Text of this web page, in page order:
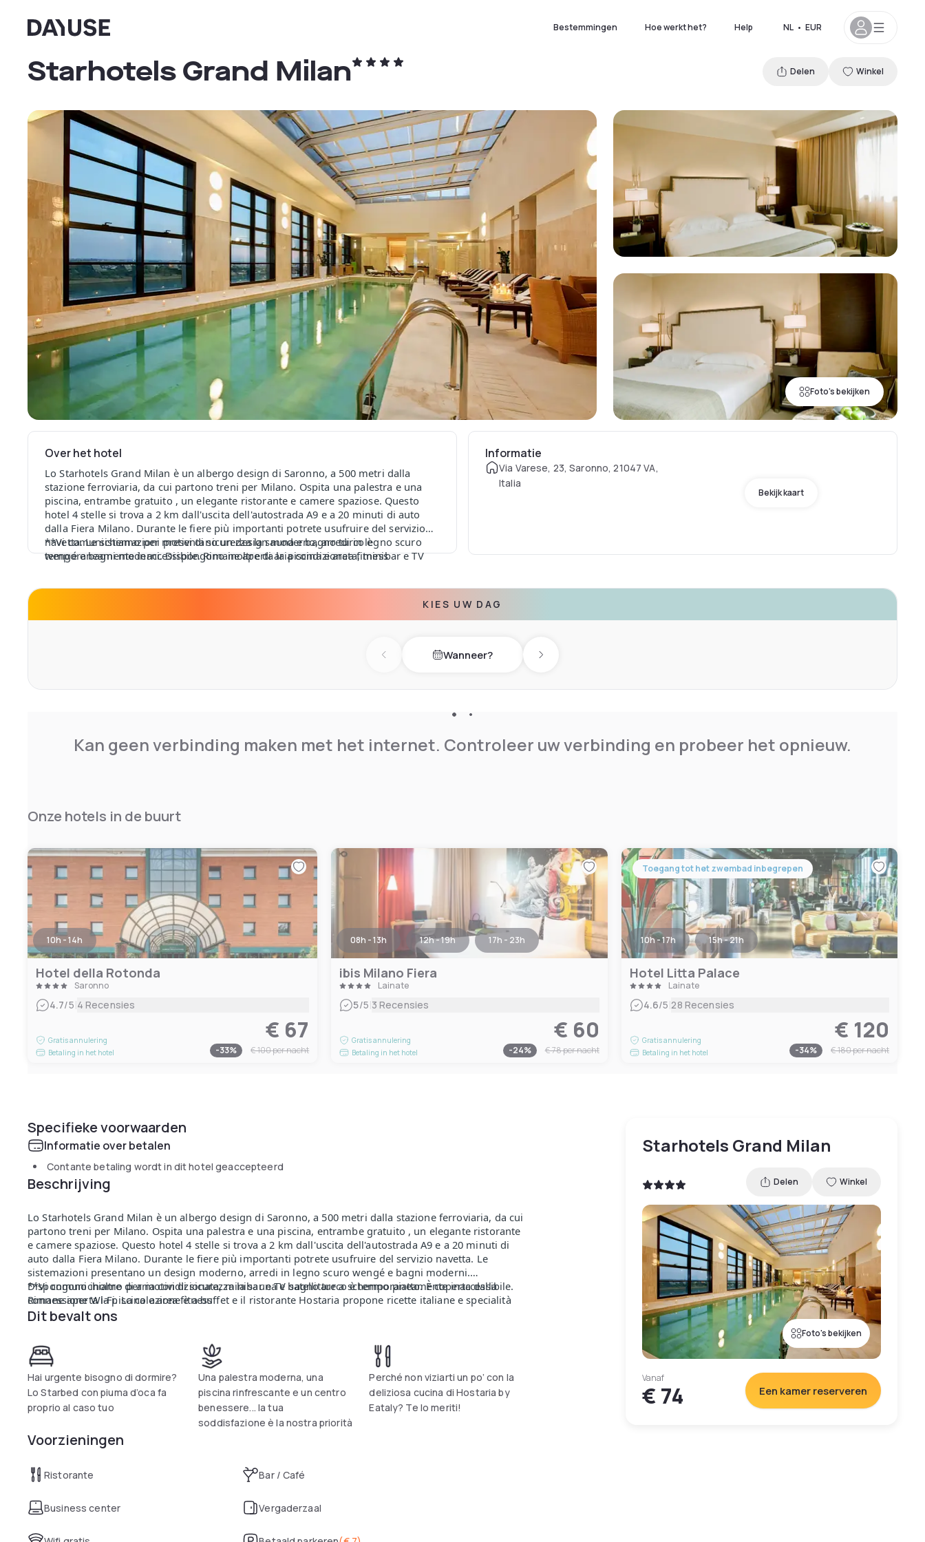
Dayuse Bestemmingen Hoe werkt het? Help NL • EUR
Foto's bekijken
Starhotels Grand Milan Delen Winkel
Over het hotel
Lo Starhotels Grand Milan è un albergo design di Saronno, a 500 metri dalla
stazione ferroviaria, da cui partono treni per Milano. Ospita una palestra e una
piscina, entrambe gratuito , un elegante ristorante e camere spaziose. Questo
hotel 4 stelle si trova a 2 km dall'uscita dell'autostrada A9 e a 20 minuti di auto
dalla Fiera Milano. Durante le fiere più importanti potrete usufruire del servizio
navetta. Le sistemazioni presentano un design moderno, arredi in legno scuro
wengé e bagni moderni. Dispongono inoltre di aria condizionata, minibar e TV
11 a luce naturale. 20 minuti di auto dalla Fiera Milano. = 10 minuti – km 12 a 500
metri dalla stazione ferroviaria = 200 mt Parcheggio esterno Garage privato (200
**Vi comunichiamo per motivi di sicurezza la sauna e bagno turco è
temporaneamente inaccessibile. Rimane aperta la piscina e area fitness
Informatie
Via Varese, 23, Saronno, 21047 VA,
Italia
Bekijk kaart
KIES UW DAG
Previous dayWanneer? Next day
Kan geen verbinding maken met het internet. Controleer uw verbinding en probeer het opnieuw.
Onze hotels in de buurt
10h - 14h
Hotel della Rotonda
Saronno
4.7/5|4 Recensies
Gratis annulering
Betaling in het hotel
€ 67
-33% € 100per nacht
08h - 13h 12h - 19h 17h - 23h
ibis Milano Fiera
Lainate
5/5|3 Recensies
Gratis annulering
Betaling in het hotel
€ 60
-24% € 78per nacht
Toegang tot het zwembad inbegrepen
10h - 17h 15h - 21h
Hotel Litta Palace
Lainate
4.6/5|28 Recensies
Gratis annulering
Betaling in het hotel
€ 120
-34% € 180per nacht
Specifieke voorwaarden
Informatie over betalen
Contante betaling wordt in dit hotel geaccepteerd
Beschrijving
Lo Starhotels Grand Milan è un albergo design di Saronno, a 500 metri dalla stazione ferroviaria, da cui
partono treni per Milano. Ospita una palestra e una piscina, entrambe gratuito , un elegante ristorante
e camere spaziose. Questo hotel 4 stelle si trova a 2 km dall'uscita dell'autostrada A9 e a 20 minuti di
auto dalla Fiera Milano. Durante le fiere più importanti potrete usufruire del servizio navetta. Le
sistemazioni presentano un design moderno, arredi in legno scuro wengé e bagni moderni.
Dispongono inoltre di aria condizionata, minibar e TV satellitare a schermo piatto. È coperta dalla
connessione Wi-Fi. La colazione è a buffet e il ristorante Hostaria propone ricette italiane e specialità
internazionali. Il Grand Milan offre anche notevoli spazi business, comprese 14 sale riunioni di cui 11 a
ferroviaria = 200 mt Parcheggio esterno Garage privato (200 posti) a pagamento. Fitness room: Aperto
da 7.30am al 9.30pm.
**Vi comunichiamo per motivi di sicurezza la sauna e bagno turco è temporaneamente inaccessibile.
Rimane aperta la piscina e area fitness
Dit bevalt ons
Hai urgente bisogno di dormire?
Lo Starbed con piuma d’oca fa
proprio al caso tuo
Una palestra moderna, una
piscina rinfrescante e un centro
benessere... la tua
soddisfazione è la nostra priorità
Perché non viziarti un po’ con la
deliziosa cucina di Hostaria by
Eataly? Te lo meriti!
Voorzieningen
Ristorante Bar / Café
Business center Vergaderzaal
Starhotels Grand Milan
Delen Winkel
Foto's bekijken
Vanaf
€ 74 Een kamer reserveren